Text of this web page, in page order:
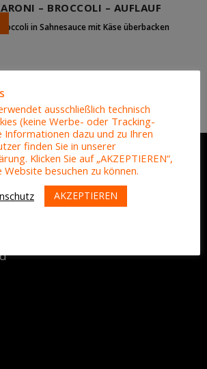
– BROCCOLI – AUFLAUF
in Sahnesauce mit Käse überbacken
9
ausschließlich technisch
(keine Werbe- oder Tracking-
Informationen dazu und zu Ihren
finden Sie in unserer
Klicken Sie auf „AKZEPTIEREN“,
besuchen zu können.
AKZEPTIEREN